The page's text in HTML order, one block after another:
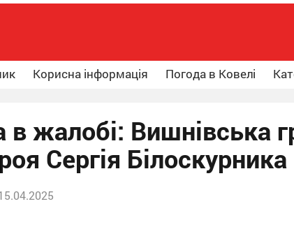
Корисна інформація Погода в Ковелі
жалобі: Вишнівська
Сергія Білоскурника